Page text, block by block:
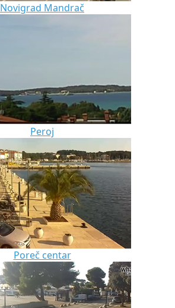
Novigrad Mandrač
Peroj
Poreč centar